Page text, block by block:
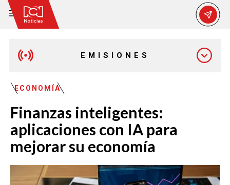
EMISIONES
EMISIÓN 7:00 PM
ECONOMÍA
Finanzas inteligentes:
aplicaciones con IA para
mejorar su economía